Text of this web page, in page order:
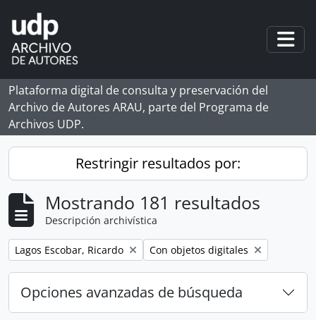
Skip to main content
Plataforma digital de consulta y preservación del
Archivo de Autores ARAU, parte del Programa de
Archivos UDP.
Restringir resultados por:
Mostrando 181 resultados
Descripción archivística
Remove filter:
Lagos Escobar, Ricardo Remove filter:
Con objetos digitales
Opciones avanzadas de búsqueda